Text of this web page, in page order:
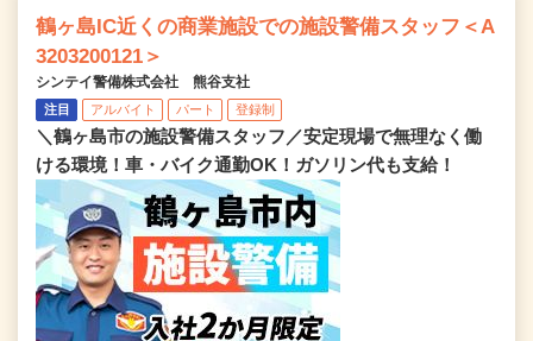
鶴ヶ島IC近くの商業施設での施設警備スタッフ＜A
3203200121＞
シンテイ警備株式会社 熊谷支社
注目 アルバイト パート 登録制
＼鶴ヶ島市の施設警備スタッフ／安定現場で無理なく働
ける環境！車・バイク通勤OK！ガソリン代も支給！